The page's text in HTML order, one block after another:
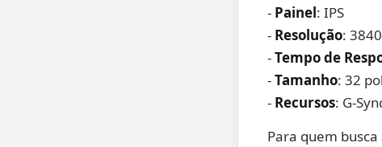
- Painel: IPS
- Resolução:
-Tempo de
-Tamanho: 32
- Recursos: G-
Para quem